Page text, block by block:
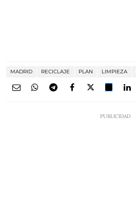
MADRID RECICLAJE PLAN LIMPIEZA